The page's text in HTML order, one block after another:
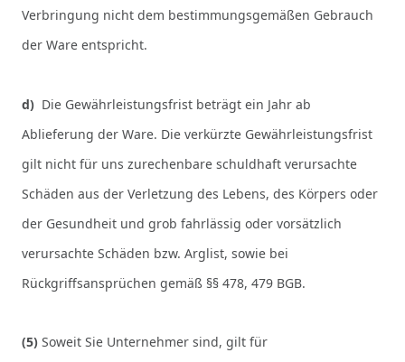
Verbringung nicht dem bestimmungsgemäßen Gebrauch
der Ware entspricht.
d) Die Gewährleistungsfrist beträgt ein Jahr ab
Ablieferung der Ware. Die verkürzte Gewährleistungsfrist
gilt nicht für uns zurechenbare schuldhaft verursachte
Schäden aus der Verletzung des Lebens, des Körpers oder
der Gesundheit und grob fahrlässig oder vorsätzlich
verursachte Schäden bzw. Arglist, sowie bei
Rückgriffsansprüchen gemäß §§ 478, 479 BGB.
(5) Soweit Sie Unternehmer sind, gilt für